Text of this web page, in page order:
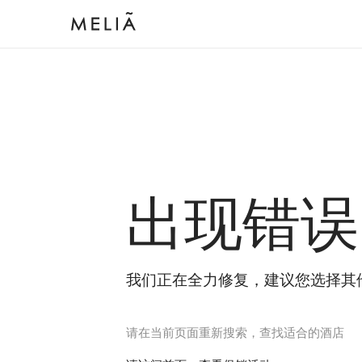
出现错误
我们正在全力修复，建议您选择其
请在当前页面重新搜索，查找适合的酒店